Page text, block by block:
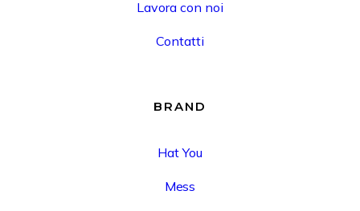
Lavora con noi
Contatti
BRAND
Hat You
Mess